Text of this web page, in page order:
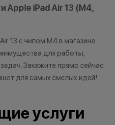
iPad Air 13 (M4,
13 с чипом M4 в магазине
для работы,
Закажите прямо сейчас
для самых смелых идей!
услуги